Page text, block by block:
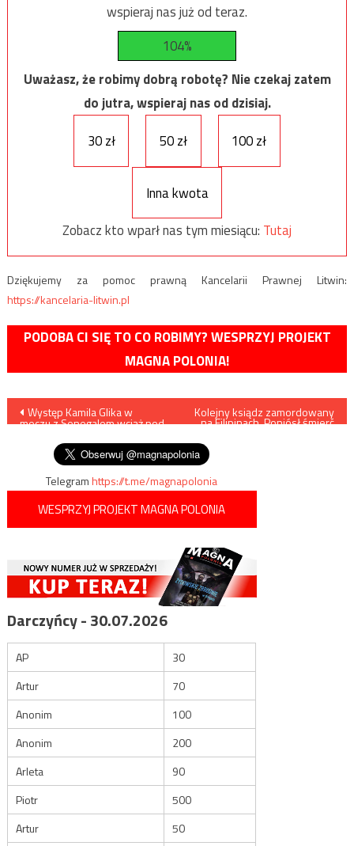
wspieraj nas już od teraz.
104%
Uważasz, że robimy dobrą robotę? Nie czekaj zatem
do jutra, wspieraj nas od dzisiaj.
30 zł
50 zł 100 zł
Inna kwota
Zobacz kto wparł nas tym miesiącu: Tutaj
Dziękujemy za pomoc prawną Kancelarii Prawnej Litwin:
https://kancelaria-litwin.pl
PODOBA CI SIĘ TO CO ROBIMY? WESPRZYJ PROJEKT
MAGNA POLONIA!
Nawigacja
wpisu
Występ Kamila Glika w
meczu z Senegalem wciąż pod
Kolejny ksiądz zamordowany
na Filipinach. Poniósł śmierć
Telegramhttps://t.me/magnapolonia
WESPRZYJ PROJEKT MAGNA POLONIA
Darczyńcy - 30.07.2026
AP
30
Artur
70
Anonim
100
Anonim
200
Arleta
90
Piotr
500
Artur
50